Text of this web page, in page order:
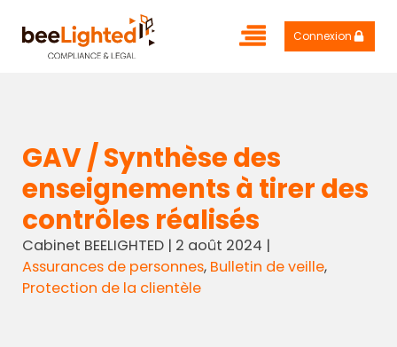
Connexion
GAV / Synthèse des
enseignements à tirer des
contrôles réalisés
Cabinet BEELIGHTED| 2 août 2024 |
Assurances de personnes, Bulletin de veille,
Protection de la clientèle